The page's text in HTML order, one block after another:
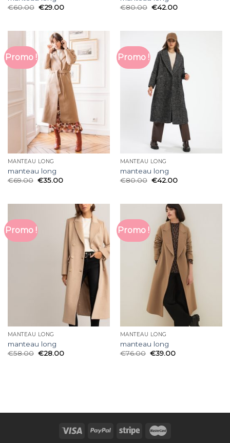
€60.00 €29.00
€80.00 €42.00
Promo !
MANTEAU LONG
manteau long
€69.00 €35.00
Promo !
MANTEAU LONG
manteau long
€80.00 €42.00
Promo !
MANTEAU LONG
manteau long
€58.00 €28.00
Promo !
MANTEAU LONG
manteau long
€76.00 €39.00